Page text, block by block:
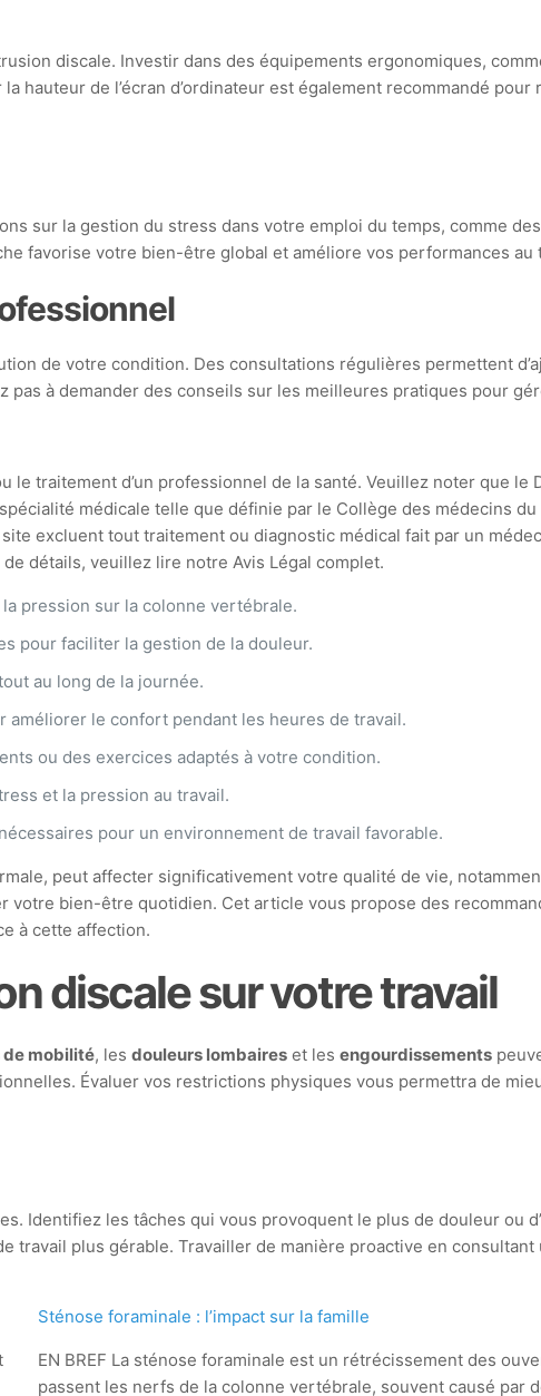
discale. Investir dans des équipements ergonomiques,
de l’écran d’ordinateur est également recommandé
sur la gestion du stress dans votre emploi du temps, comme
favorise votre bien-être global et améliore vos performances au
de votre condition. Des consultations régulières permettent
pas à demander des conseils sur les meilleures pratiques pour
traitement d’un professionnel de la santé. Veuillez noter que le
médicale telle que définie par le Collège des médecins du
excluent tout traitement ou diagnostic médical fait par un
détails, veuillez lire notre Avis Légal complet.
pression sur la colonne vertébrale.
pour faciliter la gestion de la douleur.
au long de la journée.
améliorer le confort pendant les heures de travail.
ou des exercices adaptés à votre condition.
et la pression au travail.
pour un environnement de travail favorable.
peut affecter significativement votre qualité de vie,
votre bien-être quotidien. Cet article vous propose des
à cette affection.
discale sur votre travail
mobilité, lesdouleurs lombaires et lesengourdissements
Évaluer vos restrictions physiques vous permettra de
Identifiez les tâches qui vous provoquent le plus de douleur ou
plus gérable. Travailler de manière proactive en
Sténose foraminale : l’impact sur la famille
EN BREF La sténose foraminale est un rétrécissement des
passent les nerfs de la colonne vertébrale, souvent causé par